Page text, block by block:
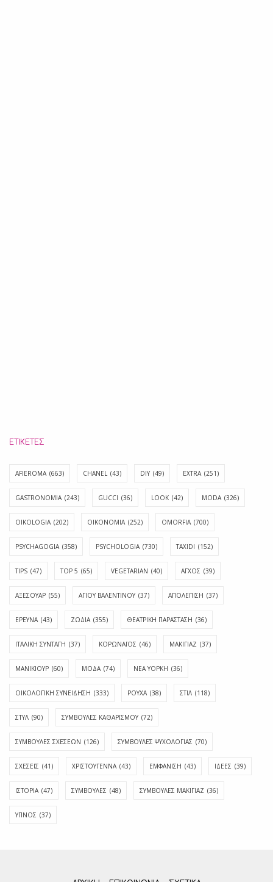
ΕΤΙΚΈΤΕΣ
AFIEROMA (663) CHANEL (43) DIY (49) EXTRA (251)
GASTRONOMIA (243) GUCCI (36) LOOK (42) MODA (326)
OIKOLOGIA (202) OIKONOMIA (252) OMORFIA (700)
PSYCHAGOGIA (358) PSYCHOLOGIA (730) TAXIDI (152)
TIPS (47) TOP 5 (65) VEGETARIAN (40) ΑΓΧΟΣ (39)
ΑΞΕΣΟΥΑΡ (55) ΑΓΊΟΥ ΒΑΛΕΝΤΊΝΟΥ (37) ΑΠΟΛΈΠΙΣΗ (37)
ΕΡΕΥΝΑ (43) ΖΩΔΙΑ (355) ΘΕΑΤΡΙΚΗ ΠΑΡΑΣΤΑΣΗ (36)
ΙΤΑΛΙΚΗ ΣΥΝΤΑΓΗ (37) ΚΟΡΩΝΑΪΟΣ (46) ΜΑΚΙΓΙΑΖ (37)
ΜΑΝΙΚΙΟΥΡ (60) ΜΟΔΑ (74) ΝΕΑ ΥΟΡΚΗ (36)
ΟΙΚΟΛΟΓΙΚΗ ΣΥΝΕΙΔΗΣΗ (333) ΡΟΥΧΑ (38) ΣΤΙΛ (118)
ΣΤΥΛ (90) ΣΥΜΒΟΥΛΕΣ ΚΑΘΑΡΙΣΜΟΥ (72)
ΣΥΜΒΟΥΛΕΣ ΣΧΕΣΕΩΝ (126) ΣΥΜΒΟΥΛΕΣ ΨΥΧΟΛΟΓΙΑΣ (70)
ΣΧΕΣΕΙΣ (41) ΧΡΙΣΤΟΥΓΕΝΝΑ (43) ΕΜΦΆΝΙΣΗ (43) ΙΔΈΕΣ (39)
ΙΣΤΟΡΊΑ (47) ΣΥΜΒΟΥΛΈΣ (48) ΣΥΜΒΟΥΛΈΣ ΜΑΚΙΓΙΆΖ (36)
ΎΠΝΟΣ (37)